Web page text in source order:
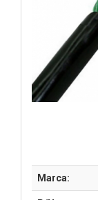
Marca: